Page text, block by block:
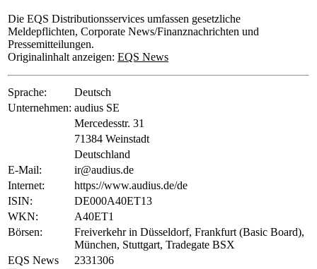
Die EQS Distributionsservices umfassen gesetzliche
Meldepflichten, Corporate News/Finanznachrichten und
Pressemitteilungen.
Originalinhalt anzeigen: EQS News
Sprache:
Deutsch
Unternehmen: audius SE
Mercedesstr. 31
71384 Weinstadt
Deutschland
E-Mail:
ir@audius.de
Internet:
https://www.audius.de/de
ISIN:
DE000A40ET13
WKN:
A40ET1
Börsen:
Freiverkehr in Düsseldorf, Frankfurt (Basic Board),
München, Stuttgart, Tradegate BSX
EQS News
2331306